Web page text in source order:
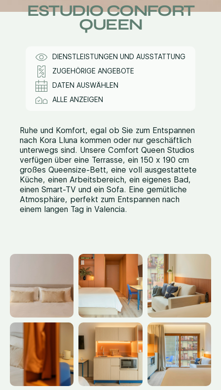
ESTUDIO CONFORT
QUEEN
DIENSTLEISTUNGEN UND AUSSTATTUNG
ZUGEHÖRIGE ANGEBOTE
DATEN AUSWÄHLEN
ALLE ANZEIGEN
Ruhe und Komfort, egal ob Sie zum Entspannen
nach Kora Lluna kommen oder nur geschäftlich
unterwegs sind. Unsere Comfort Queen Studios
verfügen über eine Terrasse, ein 150 x 190 cm
großes Queensize-Bett, eine voll ausgestattete
Küche, einen Arbeitsbereich, ein eigenes Bad,
einen Smart-TV und ein Sofa. Eine gemütliche
Atmosphäre, perfekt zum Entspannen nach
einem langen Tag in Valencia.